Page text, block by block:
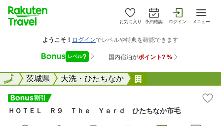
お気に入り 予約確認 ログイン メニュー
全国茨城県 大洗・ひたちなか
全国
ＨＯＴＥＬ Ｒ９ Ｔｈｅ Ｙａｒｄ ひたちなか市毛